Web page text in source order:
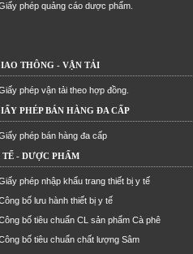
phép quảng cáo dược phẩm.
THÔNG - VẬN TẢI
phép vận tải theo hợp đồng.
PHÉP BÁN HÀNG ĐA CẤP
phép bán hàng đa cấp
TẾ - DƯỢC PHẨM
phép nhập khẩu trang thiết bị y tế
bố lưu hành thiết bị y tế
bố tiêu chuẩn CL sản phẩm Cà phê
bố tiêu chuẩn chất lượng Sâm